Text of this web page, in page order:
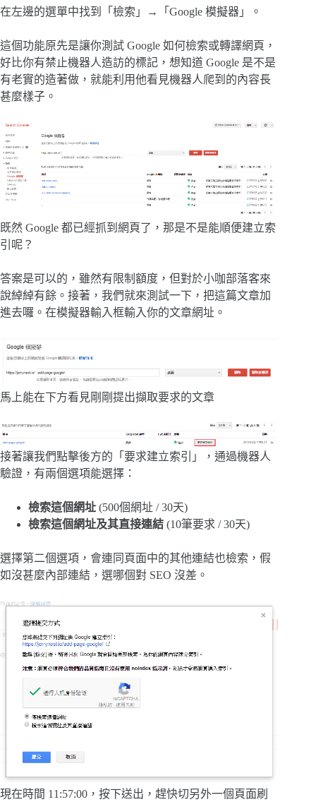
在左邊的選單中找到「檢索」→「Google 模擬器」。
這個功能原先是讓你測試 Google 如何檢索或轉譯網頁，
好比你有禁止機器人造訪的標記，想知道 Google 是不是
有老實的造著做，就能利用他看見機器人爬到的內容長
甚麼樣子。
既然 Google 都已經抓到網頁了，那是不是能順便建立索
引呢？
答案是可以的，雖然有限制額度，但對於小咖部落客來
說綽綽有餘。接著，我們就來測試一下，把這篇文章加
進去囉。在模擬器輸入框輸入你的文章網址。
馬上能在下方看見剛剛提出擷取要求的文章
接著讓我們點擊後方的「要求建立索引」，通過機器人
驗證，有兩個選項能選擇：
檢索這個網址 (500個網址 / 30天)
檢索這個網址及其直接連結 (10筆要求 / 30天)
選擇第二個選項，會連同頁面中的其他連結也檢索，假
如沒甚麼內部連結，選哪個對 SEO 沒差。
現在時間 11:57:00，按下送出，趕快切另外一個頁面刷